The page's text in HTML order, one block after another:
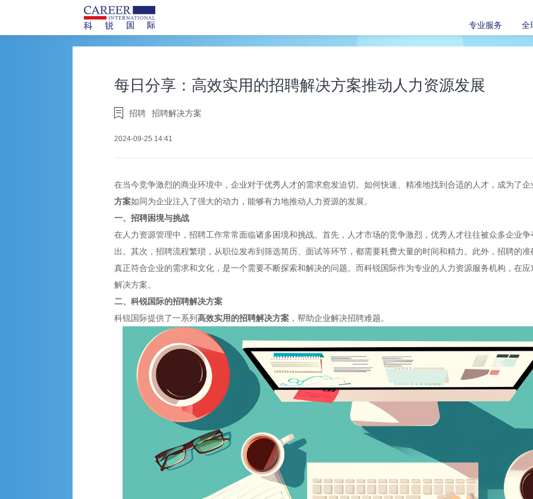
专业服务 全
每日分享：高效实用的招聘解决方案推动人力资源发展
招聘 招聘解决方案
2024-09-25 14:41
在当今竞争激烈的商业环境中，企业对于优秀人才的需求愈发迫切。如何快速、精准地找到合适的人才，成为了
方案如同为企业注入了强大的动力，能够有力地推动人力资源的发展。
一、招聘困境与挑战
在人力资源管理中，招聘工作常常面临诸多困境和挑战。首先，人才市场的竞争激烈，优秀人才往往被众多企业
出。其次，招聘流程繁琐，从职位发布到筛选简历、面试等环节，都需要耗费大量的时间和精力。此外，招聘的
真正符合企业的需求和文化，是一个需要不断探索和解决的问题。而科锐国际作为专业的人力资源服务机构，在
解决方案。
二、科锐国际的招聘解决方案
科锐国际提供了一系列高效实用的招聘解决方案 ，帮助企业解决招聘难题。